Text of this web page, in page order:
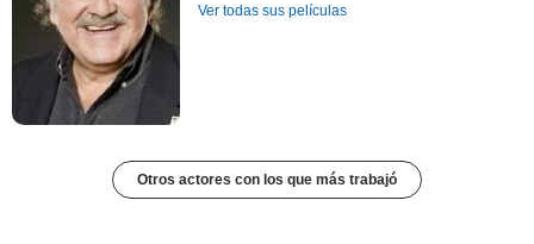
Ver todas sus películas
Otros actores con los que más trabajó